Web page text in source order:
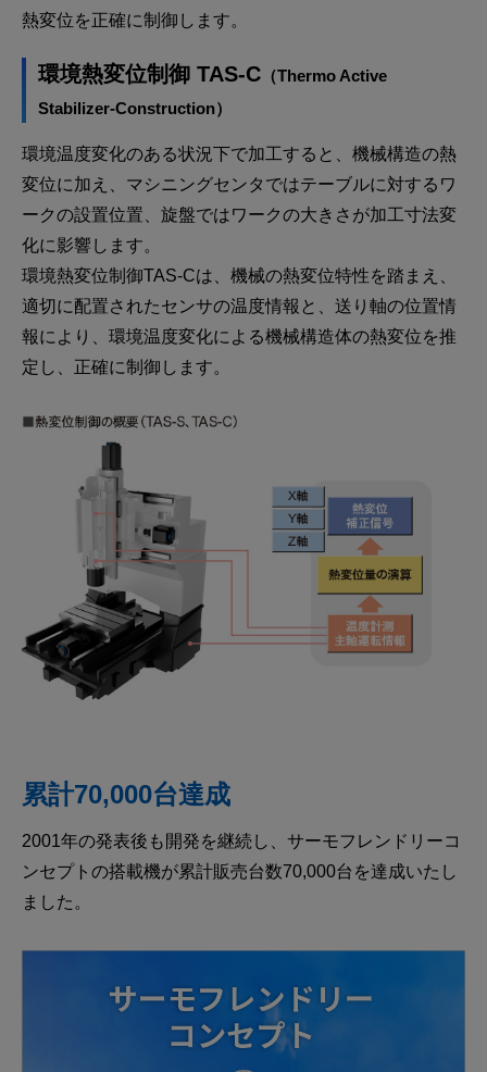
熱変位を正確に制御します。
環境熱変位制御 TAS-C （Thermo Active
Stabilizer-Construction）
環境温度変化のある状況下で加工すると、機械構造の熱
変位に加え、マシニングセンタではテーブルに対するワ
ークの設置位置、旋盤ではワークの大きさが加工寸法変
化に影響します。
環境熱変位制御TAS-Cは、機械の熱変位特性を踏まえ、
適切に配置されたセンサの温度情報と、送り軸の位置情
報により、環境温度変化による機械構造体の熱変位を推
定し、正確に制御します。
累計70,000台達成
2001年の発表後も開発を継続し、サーモフレンドリーコ
ンセプトの搭載機が累計販売台数70,000台を達成いたし
ました。